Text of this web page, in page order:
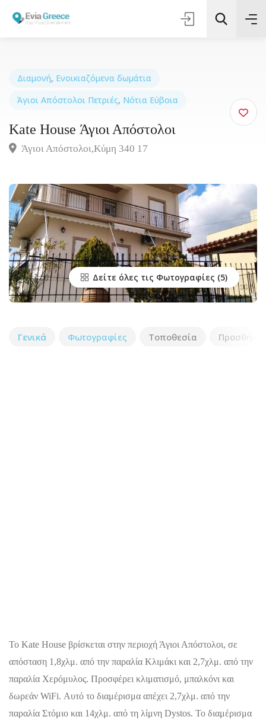
Όλες οι Κατηγορίες
Διαμονή, Ενοικιαζόμενα δωμάτια
Άγιοι Απόστολοι Πετριές, Νότια Εύβοια
Kate House Άγιοι Απόστολοι
Άγιοι Απόστολοι,Κύμη 340 17
Δείτε όλες τις Φωτογραφίες
Γενικά Φωτογραφίες Τοποθεσία Προσθήκη
Το Kate House βρίσκεται στην περιοχή Άγιοι Απόστολοι, σε
απόσταση 1,8χλμ. από την παραλία Κλιμάκι και 2,7χλμ. από την
παραλία Χερόμυλος. Προσφέρει κλιματισμό, μπαλκόνι και
δωρεάν WiFi. Αυτό το διαμέρισμα απέχει 2,7χλμ. από την
παραλία Στόμιο και 14χλμ. από τη λίμνη Dystos. Το διαμέρισμα